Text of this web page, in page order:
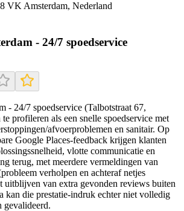
VK Amsterdam, Nederland
- 24/7 spoedservice
- 24/7 spoedservice (Talbotstraat 67,
profileren als een snelle spoedservice met
afvoerproblemen en sanitair. Op
Google Places-feedback krijgen klanten
vlotte communicatie en
terug, met meerdere vermeldingen van
verholpen en achteraf netjes
uitblijven van extra gevonden reviews buiten
kan die prestatie-indruk echter niet volledig
gevalideerd.